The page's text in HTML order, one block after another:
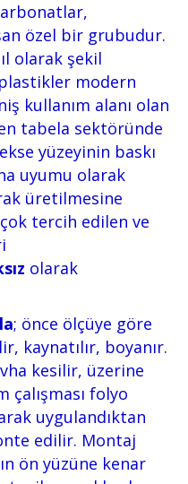
özel bir grubudur.
olarak şekil
modern
kullanım alanı olan
tabela sektöründe
yüzeyinin baskı
uyumu olarak
üretilmesine
tercih edilen ve
olarak
; önce ölçüye göre
kaynatılır, boyanır.
kesilir, üzerine
çalışması folyo
uygulandıktan
edilir. Montaj
ön yüzüne kenar